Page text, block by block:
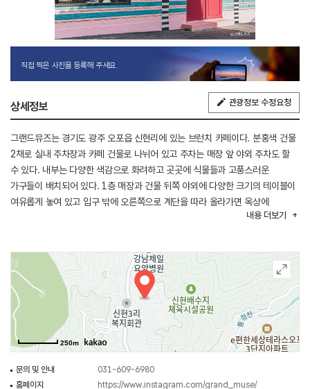
직접 찍은 사진을 등록해 주세요.
상세정보 관광정보 수정요청
그랜드뮤즈는 경기도 광주 오포읍 신현리에 있는 브런치 카페이다. 분홍색 건물
2채로 실내 주차장과 카페 건물로 나뉘어 있고 주차는 매장 앞 야외 주차도 할
수 있다. 내부는 다양한 색감으로 화려하고 곳곳에 식물들과 고풍스러운
가구들이 배치되어 있다. 1층 매장과 건물 뒤쪽 야외에 다양한 크기의 테이블이
여유롭게 놓여 있고 입구 밖에 오른쪽으로 계단을 따라 올라가면 옥상에
파라솔과 빈백으로 꾸며진 좌석이 있어 많은 인원을 수용할 수 있다. 이 카페는
라테, 디핑 너티 라테, 아메리카노 등의 커피 메뉴와 허브티, 에이드, 스콘 등의
음료와 디저트가 준비되어 있다. 브런치 메뉴는 1층 실내 좌석과 1층 야외
테이블에서만 이용할 수 있다. 그랜드뮤즈는 실내, 실외 모두 반려동물을 동반할
수 있는 곳으로 이동 가방이나 목줄은 필수이다.
내용 더보기
250m
문의 및 안내
031-609-6980
홈페이지
https://www.instagram.com/grand_muse/